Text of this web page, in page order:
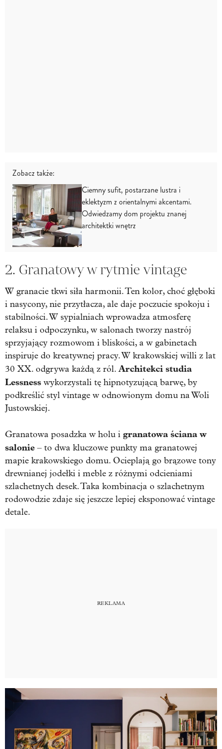
Zobacz także:
Ciemny sufit, postarzane lustra i
eklektyzm z orientalnymi akcentami.
Odwiedzamy dom projektu znanej
architektki wnętrz
2. Granatowy w rytmie vintage
W granacie tkwi siła harmonii. Ten kolor, choć głęboki
i nasycony, nie przytłacza, ale daje poczucie spokoju i
stabilności. W sypialniach wprowadza atmosferę
relaksu i odpoczynku, w salonach tworzy nastrój
sprzyjający rozmowom i bliskości, a w gabinetach
inspiruje do kreatywnej pracy. W krakowskiej willi z lat
30 XX. odgrywa każdą z ról. Architekci studia
Lessness wykorzystali tę hipnotyzującą barwę, by
podkreślić styl vintage w odnowionym domu na Woli
Justowskiej.
Granatowa posadzka w holu i granatowa ściana w
salonie – to dwa kluczowe punkty ma granatowej
mapie krakowskiego domu. Ocieplają go brązowe tony
drewnianej jodełki i meble z różnymi odcieniami
szlachetnych desek. Taka kombinacja o szlachetnym
rodowodzie zdaje się jeszcze lepiej eksponować vintage
detale.